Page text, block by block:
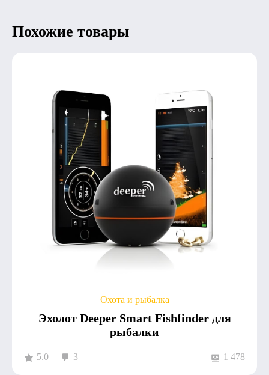
Похожие товары
Охота и рыбалка
Эхолот Deeper Smart Fishfinder для
рыбалки
5.0 3 1 478